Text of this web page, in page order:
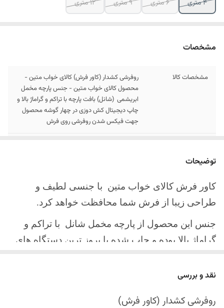
4 متری
6 متری 9 متری 12 متری
مشخصات
مشخصات کالا
روفرشی کشدار (کاور فرش) کالای خواب متین -
محصول کالای خواب متین - جنس پارچه مخمل
ابریشمی (شانل) بافت پارچه با تراکم و گراماژ بالا و
چاپ دیجیتال کش دوزی در چهار گوشه محصول
جهت فیکس شدن روفرشی روی فرش
ارسال کالا
آینده
توضیحات
کاور فرش کالای خواب متین با جنسی لطیف و
طراحی زیبا از فرش شما محافظت خواهد کرد.
جنس این محصول از پارچه مخمل شانل با تراکم و
گراماژ بالا بوده و چاپ شده با بروز ترین دستگاه های
چهار گوشه این محصول با کش باکیفیت دوخته‌شده
نقد و بررسی
روفرشی کشدار (کاور فرش)